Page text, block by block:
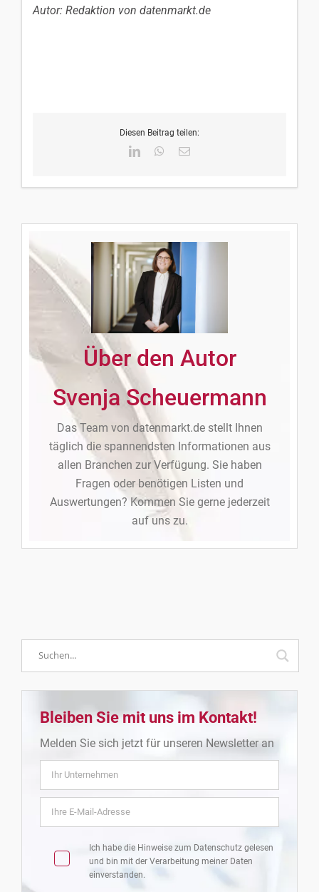
Autor: Redaktion von datenmarkt.de
Diesen Beitrag teilen:
LinkedInWhatsApp
E-
Über den Autor
Svenja Scheuermann
Das Team von datenmarkt.de stellt Ihnen
täglich die spannendsten Informationen aus
allen Branchen zur Verfügung. Sie haben
Fragen oder benötigen Listen und
Auswertungen? Kommen Sie gerne jederzeit
auf uns zu.
Bleiben Sie mit uns im Kontakt!
Melden Sie sich jetzt für unseren Newsletter an
Ich habe die Hinweise zum Datenschutz gelesen
und bin mit der Verarbeitung meiner Daten
einverstanden.